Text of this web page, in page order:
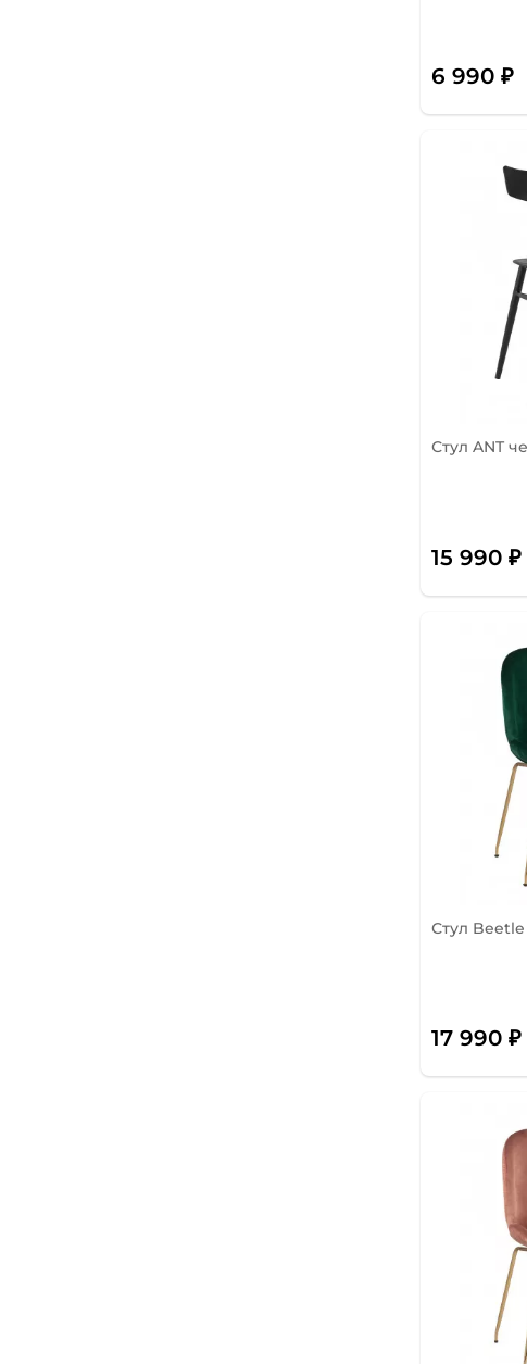
6 990 ₽
Стул ANT
15 990 ₽
Стул
17 990 ₽